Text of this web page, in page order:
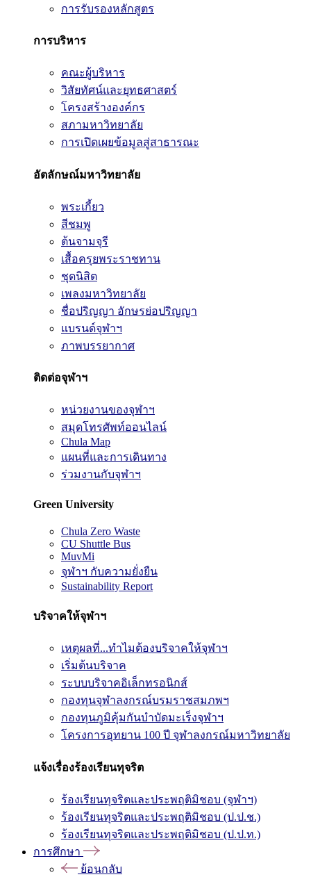
การรับรองหลักสูตร
การบริหาร
คณะผู้บริหาร
วิสัยทัศน์และยุทธศาสตร์
โครงสร้างองค์กร
สภามหาวิทยาลัย
การเปิดเผยข้อมูลสู่สาธารณะ
อัตลักษณ์มหาวิทยาลัย
พระเกี้ยว
สีชมพู
ต้นจามจุรี
เสื้อครุยพระราชทาน
ชุดนิสิต
เพลงมหาวิทยาลัย
ชื่อปริญญา อักษรย่อปริญญา
แบรนด์จุฬาฯ
ภาพบรรยากาศ
ติดต่อจุฬาฯ
หน่วยงานของจุฬาฯ
สมุดโทรศัพท์ออนไลน์
Chula Map
แผนที่และการเดินทาง
ร่วมงานกับจุฬาฯ
Green University
Chula Zero Waste
CU Shuttle Bus
MuvMi
จุฬาฯ กับความยั่งยืน
Sustainability Report
บริจาคให้จุฬาฯ
เหตุผลที่...ทำไมต้องบริจาคให้จุฬาฯ
เริ่มต้นบริจาค
ระบบบริจาคอิเล็กทรอนิกส์
กองทุนจุฬาลงกรณ์บรมราชสมภพฯ
กองทุนภูมิคุ้มกันบำบัดมะเร็งจุฬาฯ
โครงการอุทยาน 100 ปี จุฬาลงกรณ์มหาวิทยาลัย
แจ้งเรื่องร้องเรียนทุจริต
ร้องเรียนทุจริตและประพฤติมิชอบ (จุฬาฯ)
ร้องเรียนทุจริตและประพฤติมิชอบ (ป.ป.ช.)
ร้องเรียนทุจริตและประพฤติมิชอบ (ป.ป.ท.)
การศึกษา
ย้อนกลับ